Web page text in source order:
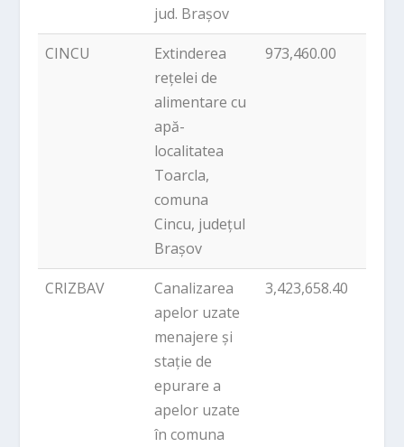
jud. Brașov
CINCU
Extinderea
rețelei de
alimentare cu
apă-
localitatea
Toarcla,
comuna
Cincu, județul
Brașov
973,460.00
CRIZBAV
Canalizarea
apelor uzate
menajere și
stație de
epurare a
apelor uzate
în comuna
3,423,658.40